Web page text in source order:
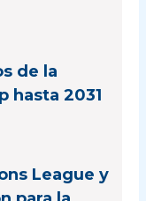
de la
hasta 2031
League y